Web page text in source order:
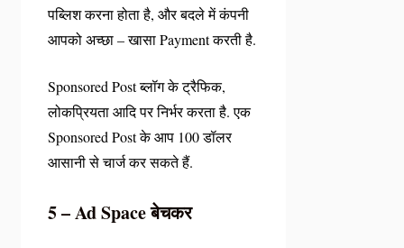
पब्लिश करना होता है, और बदले में कंपनी
आपको अच्छा – खासा Payment करती है.
Sponsored Post ब्लॉग के ट्रैफिक,
लोकप्रियता आदि पर निर्भर करता है. एक
Sponsored Post के आप 100 डॉलर
आसानी से चार्ज कर सकते हैं.
5 – Ad Space बेचकर